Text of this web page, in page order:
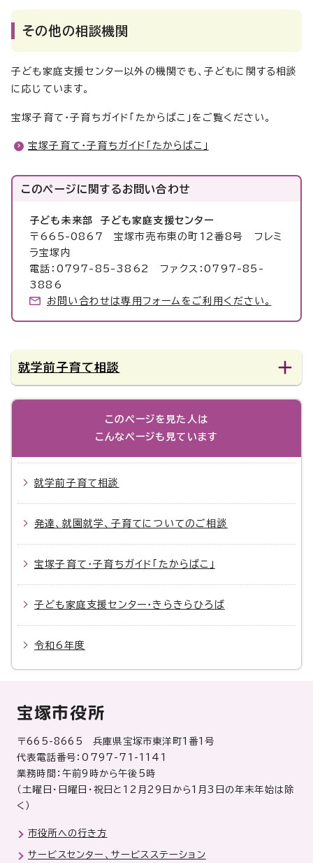
その他の相談機関
子ども家庭支援センター以外の機関でも、子どもに関する相談
に応じています。
宝塚子育て・子育ちガイド「たからばこ」をご覧ください。
宝塚子育て・子育ちガイド「たからばこ」
このページに関するお問い合わせ
子ども未来部 子ども家庭支援センター
〒665-0867 宝塚市売布東の町12番8号 フレミ
ラ宝塚内
電話：0797-85-3862 ファクス：0797-85-
3886
お問い合わせは専用フォームをご利用ください。
就学前子育て相談
このページを見た人は
こんなページも見ています
就学前子育て相談
発達、就園就学、子育てについてのご相談
宝塚子育て・子育ちガイド「たからばこ」
子ども家庭支援センター・きらきらひろば
令和6年度
宝塚市役所
〒665-8665 兵庫県宝塚市東洋町1番1号
代表電話番号：0797-71-1141
業務時間：午前9時から午後5時
（土曜日・日曜日・祝日と12月29日から1月3日の年末年始は除
く）
市役所への行き方
サービスセンター、サービスステーション